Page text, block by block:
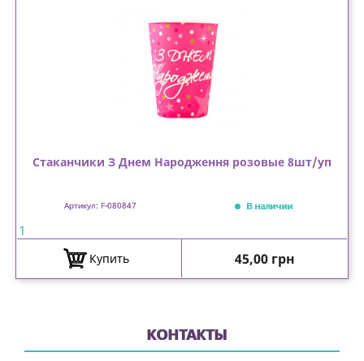
Стаканчики З Днем Народження розовые 8шт/уп
Артикул: F-080847 В наличии
1
Купить Цена
45,00 грн
КОНТАКТЫ